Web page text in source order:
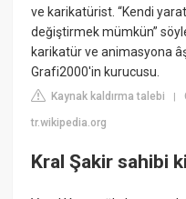
ve karikatürist. “Kendi
değiştirmek mümkün”
karikatür ve animasyona
Grafi2000′in kurucusu.
Kaynak kaldırma talebi |
tr.wikipedia.org
Kral Şakir sahibi